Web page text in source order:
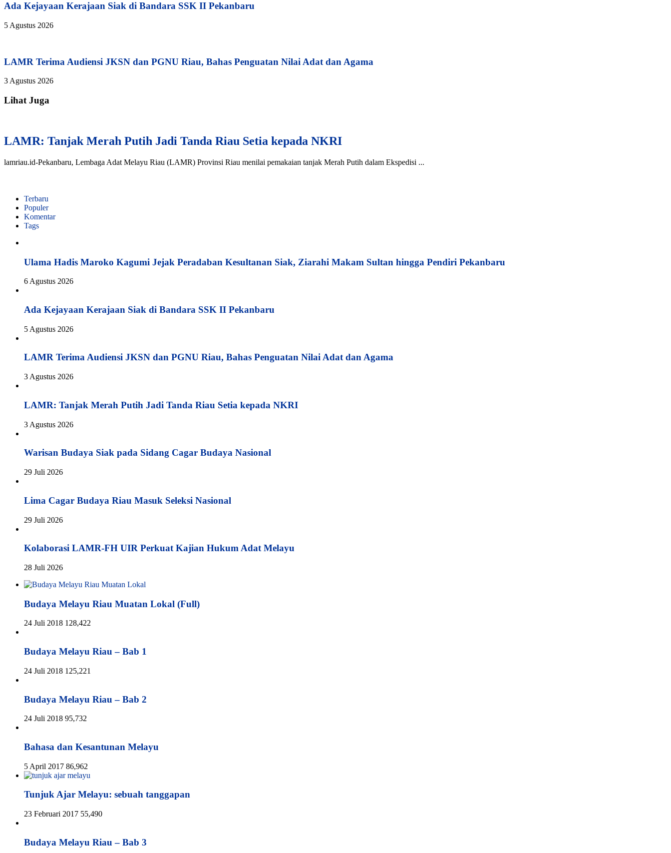
Ada Kejayaan Kerajaan Siak di Bandara SSK II Pekanbaru
5 Agustus 2026
LAMR Terima Audiensi JKSN dan PGNU Riau, Bahas Penguatan Nilai Adat dan Agama
3 Agustus 2026
Lihat Juga
LAMR: Tanjak Merah Putih Jadi Tanda Riau Setia kepada NKRI
lamriau.id-Pekanbaru, Lembaga Adat Melayu Riau (LAMR) Provinsi Riau menilai pemakaian tanjak Merah Putih dalam Ekspedisi ...
Terbaru
Populer
Komentar
Tags
Ulama Hadis Maroko Kagumi Jejak Peradaban Kesultanan Siak, Ziarahi Makam Sultan hingga Pendiri Pekanbaru
6 Agustus 2026
Ada Kejayaan Kerajaan Siak di Bandara SSK II Pekanbaru
5 Agustus 2026
LAMR Terima Audiensi JKSN dan PGNU Riau, Bahas Penguatan Nilai Adat dan Agama
3 Agustus 2026
LAMR: Tanjak Merah Putih Jadi Tanda Riau Setia kepada NKRI
3 Agustus 2026
Warisan Budaya Siak pada Sidang Cagar Budaya Nasional
29 Juli 2026
Lima Cagar Budaya Riau Masuk Seleksi Nasional
29 Juli 2026
Kolaborasi LAMR-FH UIR Perkuat Kajian Hukum Adat Melayu
28 Juli 2026
Budaya Melayu Riau Muatan Lokal (Full)
24 Juli 2018 128,422
Budaya Melayu Riau – Bab 1
24 Juli 2018 125,221
Budaya Melayu Riau – Bab 2
24 Juli 2018 95,732
Bahasa dan Kesantunan Melayu
5 April 2017 86,962
Tunjuk Ajar Melayu: sebuah tanggapan
23 Februari 2017 55,490
Budaya Melayu Riau – Bab 3